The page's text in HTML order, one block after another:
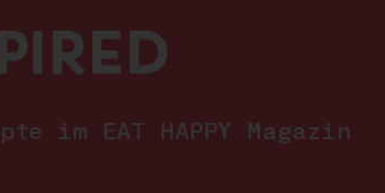
im EAT HAPPY Magazin